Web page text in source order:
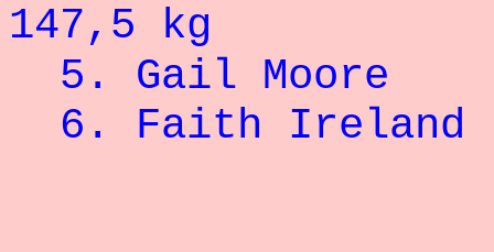
147,5 kg
5. Gail
6. Faith